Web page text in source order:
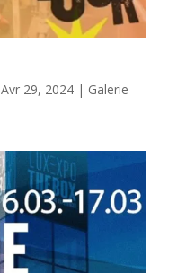
Avr 29, 2024| Galerie